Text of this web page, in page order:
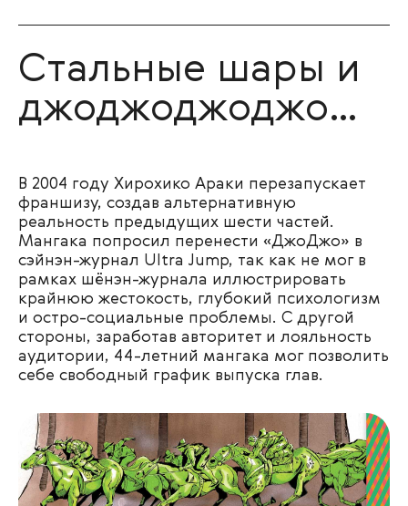
Стальные шары и
джоджоджоджо…
В 2004 году Хирохико Араки перезапускает
франшизу, создав альтернативную
реальность предыдущих шести частей.
Мангака попросил перенести «ДжоДжо» в
сэйнэн-журнал Ultra Jump, так как не мог в
рамках шёнэн-журнала иллюстрировать
крайнюю жестокость, глубокий психологизм
и остро-социальные проблемы. С другой
стороны, заработав авторитет и лояльность
аудитории, 44-летний мангака мог позволить
себе свободный график выпуска глав.